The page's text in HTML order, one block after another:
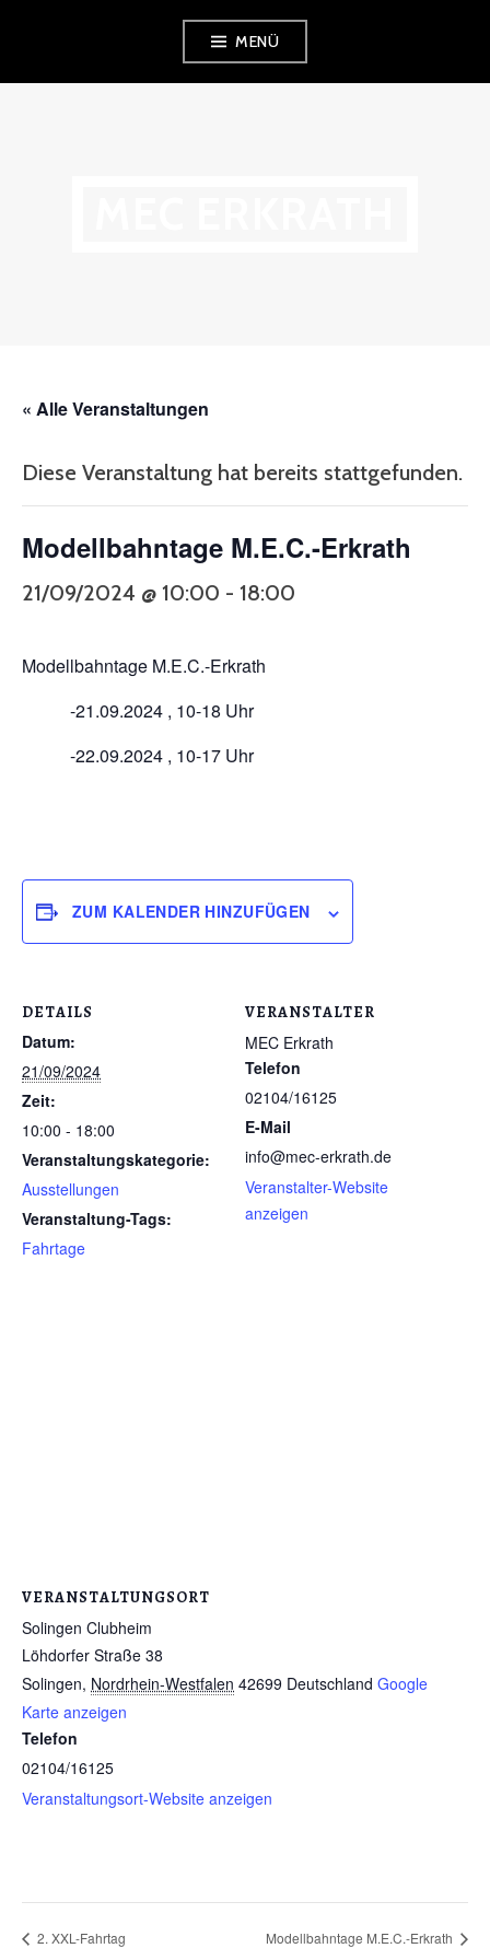
MENÜ
« Alle Veranstaltungen
Diese Veranstaltung hat bereits stattgefunden.
Modellbahntage M.E.C.-Erkrath
21/09/2024 @ 10:00 - 18:00
Modellbahntage M.E.C.-Erkrath
-21.09.2024 , 10-18 Uhr
-22.09.2024 , 10-17 Uhr
ZUM KALENDER HINZUFÜGEN
DETAILS
Datum:
21/09/2024
Zeit:
10:00 - 18:00
Veranstaltungskategorie:
Ausstellungen
Veranstaltung-Tags:
Fahrtage
VERANSTALTER
MEC Erkrath
Telefon
02104/16125
E-Mail
info@mec-erkrath.de
Veranstalter-Website
anzeigen
VERANSTALTUNGSORT
Solingen Clubheim
Löhdorfer Straße 38
Solingen, Nordrhein-Westfalen 42699 Deutschland Google
Karte anzeigen
Telefon
02104/16125
Veranstaltungsort-Website anzeigen
2. XXL-Fahrtag Modellbahntage M.E.C.-Erkrath